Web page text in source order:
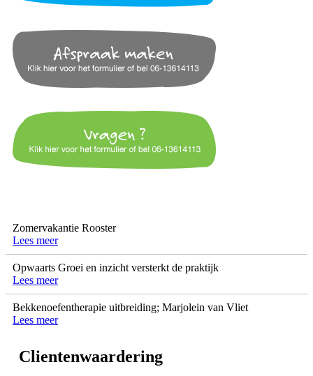
Zomervakantie Rooster
Lees meer
Opwaarts Groei en inzicht versterkt de praktijk
Lees meer
Bekkenoefentherapie uitbreiding; Marjolein van Vliet
Lees meer
Clientenwaardering